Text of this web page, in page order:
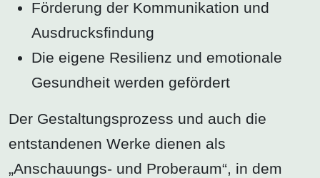
Förderung der Kommunikation und
Ausdrucksfindung
Die eigene Resilienz und emotionale
Gesundheit werden gefördert
Der Gestaltungsprozess und auch die
entstandenen Werke dienen als
„Anschauungs- und Proberaum“, in dem